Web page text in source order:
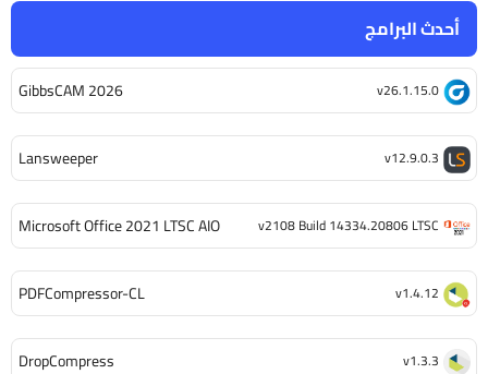
أحدث البرامج
GibbsCAM 2026 v26.1.15.0
Lansweeper v12.9.0.3
Microsoft Office 2021 LTSC AIO v2108 Build 14334.20806 LTSC
PDFCompressor-CL v1.4.12
DropCompress v1.3.3